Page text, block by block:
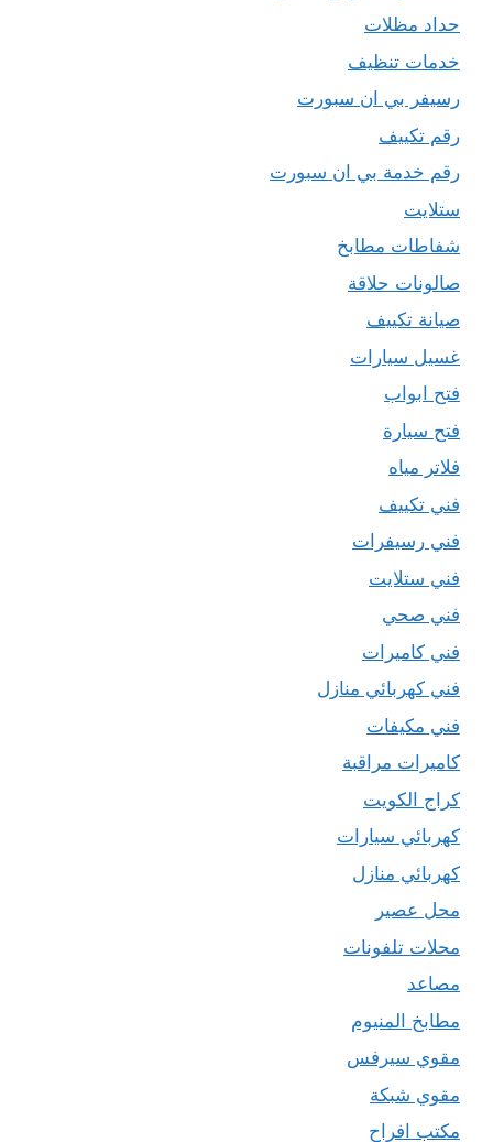
حداد مظلات
خدمات تنظيف
رسيفر بي ان سبورت
رقم تكييف
رقم خدمة بي ان سبورت
ستلايت
شفاطات مطابخ
صالونات حلاقة
صيانة تكييف
غسيل سيارات
فتح ابواب
فتح سيارة
فلاتر مياه
فني تكييف
فني رسيفرات
فني ستلايت
فني صحي
فني كاميرات
فني كهربائي منازل
فني مكيفات
كاميرات مراقبة
كراج الكويت
كهربائي سيارات
كهربائي منازل
محل عصير
محلات تلفونات
مصاعد
مطابخ المنيوم
مقوي سيرفس
مقوي شبكة
مكتب افراح